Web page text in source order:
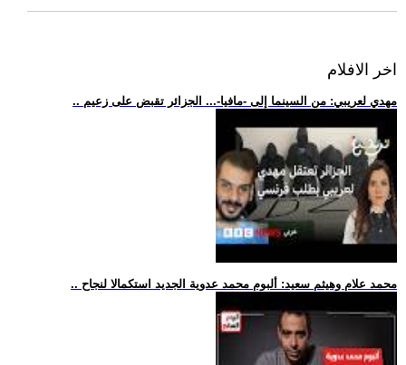
اخر الافلام
.. مهدي لعريبي: من السينما إلى -مافيا-... الجزائر تقبض على زعيم
.. محمد علام وهيثم سعيد: ألبوم محمد عدوية الجديد استكمالا لنجاح